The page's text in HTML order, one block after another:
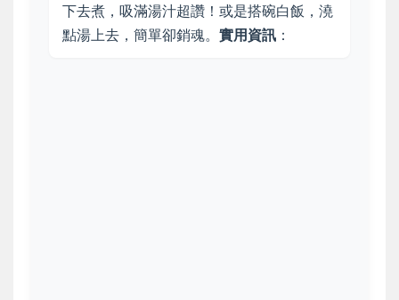
下去煮，吸滿湯汁超讚！或是搭碗白飯，澆
點湯上去，簡單卻銷魂。 實用資訊 ：